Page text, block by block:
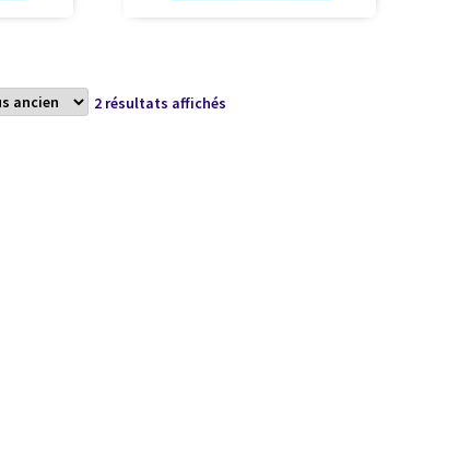
2 résultats affichésTrié